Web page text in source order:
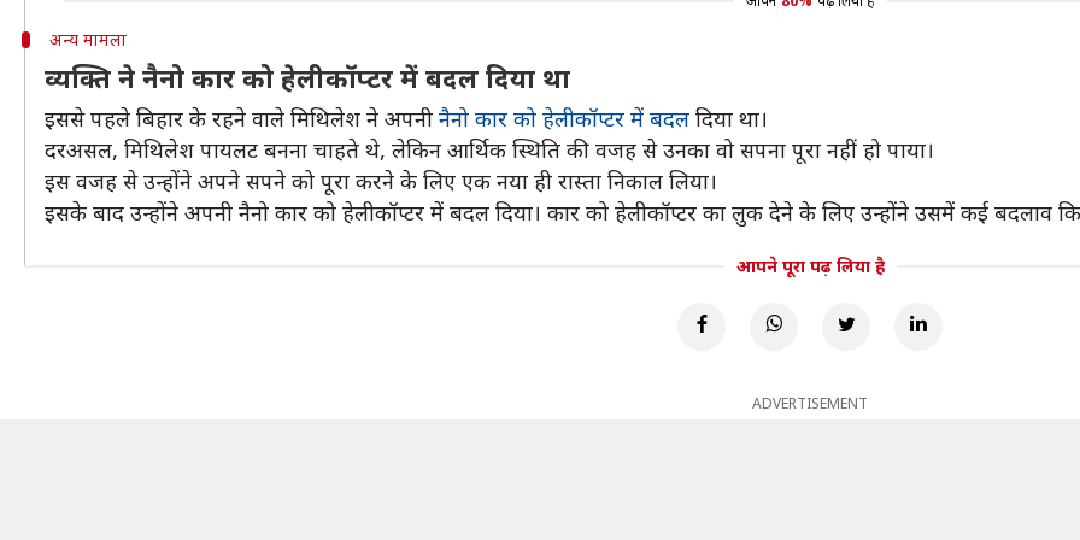
अन्य मामला
व्यक्ति ने नैनो कार को हेलीकॉप्टर में बदल दिया था
इससे पहले बिहार के रहने वाले मिथिलेश ने अपनी नैनो कार को हेलीकॉप्टर में बदल दिया था।
दरअसल, मिथिलेश पायलट बनना चाहते थे, लेकिन आर्थिक स्थिति की वजह से उनका वो सपना पूरा नहीं हो पाया।
इस वजह से उन्होंने अपने सपने को पूरा करने के लिए एक नया ही रास्ता निकाल लिया।
इसके बाद उन्होंने अपनी नैनो कार को हेलीकॉप्टर में बदल दिया। कार को हेलीकॉप्टर का लुक देने के लिए उन्होंने उसमें कई बदलाव
आपने पूरा पढ़ लिया है
ADVERTISEMENT